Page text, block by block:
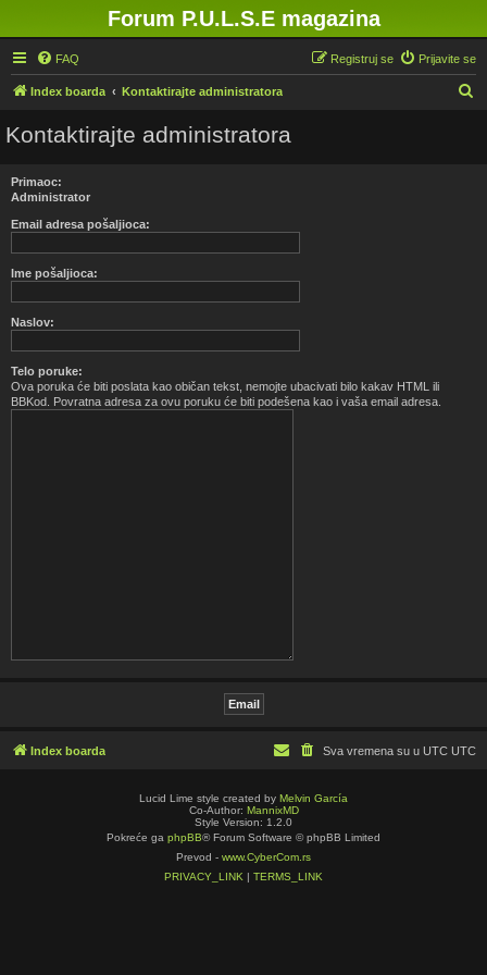
Forum P.U.L.S.E magazina
FAQ Prijavite se
Registruj se
Index boarda Kontaktirajte administratora
Kontaktirajte administratora
Primaoc:
Administrator
Email adresa pošaljioca:
Ime pošaljioca:
Naslov:
Telo poruke:
Ova poruka će biti poslata kao običan tekst, nemojte ubacivati bilo kakav HTML ili
BBKod. Povratna adresa za ovu poruku će biti podešena kao i vaša email adresa.
Index boarda Sva vremena su u UTC UTC
Lucid Lime style created by Melvin García
Co-Author: MannixMD
Style Version: 1.2.0
Pokreće ga phpBB® Forum Software © phpBB Limited
Prevod - www.CyberCom.rs
PRIVACY_LINK | TERMS_LINK